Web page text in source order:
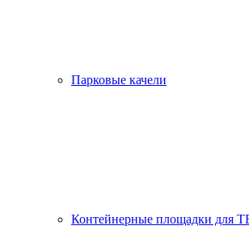
Парковые качели
Контейнерные площадки для